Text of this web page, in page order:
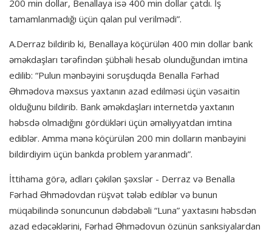
200 min dollar, Benallaya isə 400 min dollar çatdı. İş
tamamlanmadığı üçün qalan pul verilmədi”.
A.Derraz bildirib ki, Benallaya köçürülən 400 min dollar bank
əməkdaşları tərəfindən şübhəli hesab olunduğundan imtina
edilib: “Pulun mənbəyini soruşduqda Benalla Fərhad
Əhmədova məxsus yaxtanın azad edilməsi üçün vəsaitin
olduğunu bildirib. Bank əməkdaşları internetdə yaxtanın
həbsdə olmadığını gördükləri üçün əməliyyatdan imtina
ediblər. Amma mənə köçürülən 200 min dolların mənbəyini
bildirdiyim üçün bankda problem yaranmadı”.
İttihama görə, adları çəkilən şəxslər - Derraz və Benalla
Fərhad Əhmədovdan rüşvət tələb ediblər və bunun
müqabilində sonuncunun dəbdəbəli “Luna” yaxtasını həbsdən
azad edəcəklərini, Fərhad Əhmədovun özünün sanksiyalardan